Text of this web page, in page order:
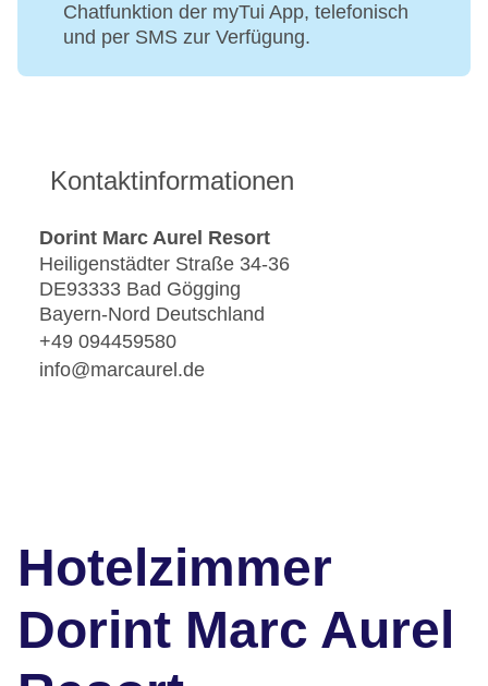
Chatfunktion der myTui App, telefonisch
und per SMS zur Verfügung.
Kontaktinformationen
Dorint Marc Aurel Resort
Heiligenstädter Straße 34-36
DE93333 Bad Gögging
Bayern-Nord Deutschland
+49 094459580
info@marcaurel.de
Hotelzimmer
Dorint Marc Aurel